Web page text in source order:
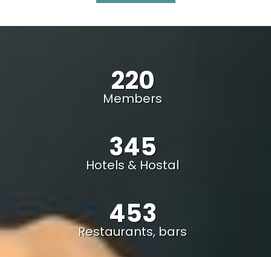
220
Members
345
Hotels & Hostal
453
Restaurants, bars